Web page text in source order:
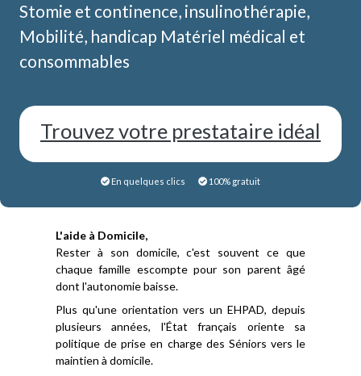
Stomie et continence, insulinothérapie,
Mobilité, handicap Matériel médical et
consommables
Trouvez votre prestataire idéal
En quelques clics 100% gratuit
L'aide à Domicile,
Rester à son domicile, c'est souvent ce que
chaque famille escompte pour son parent âgé
dont l'autonomie baisse.
Plus qu'une orientation vers un EHPAD, depuis
plusieurs années, l'État français oriente sa
politique de prise en charge des Séniors vers le
maintien à domicile.